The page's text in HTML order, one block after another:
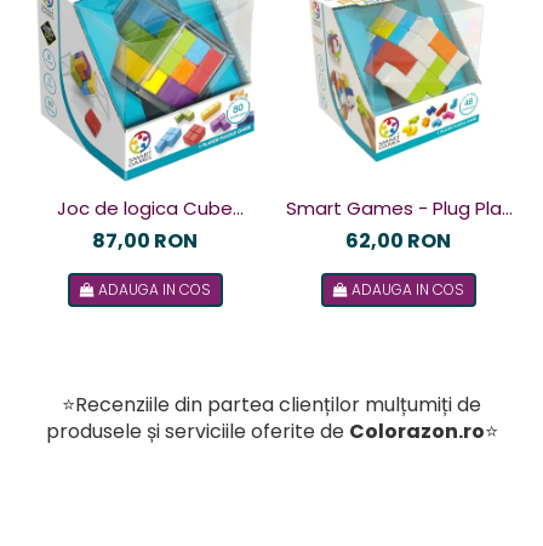
Joc de logica Cube
Puzzler Go, Smart
87,00 RON
ADAUGA IN COS
Smart Games - Plug Play
Puzzler, joc de logica cu
romana
62,00 RON
ADAUGA IN COS
⭐Recenziile din partea clienților mulțumiți de
produsele și serviciile oferite de Colorazon.ro⭐